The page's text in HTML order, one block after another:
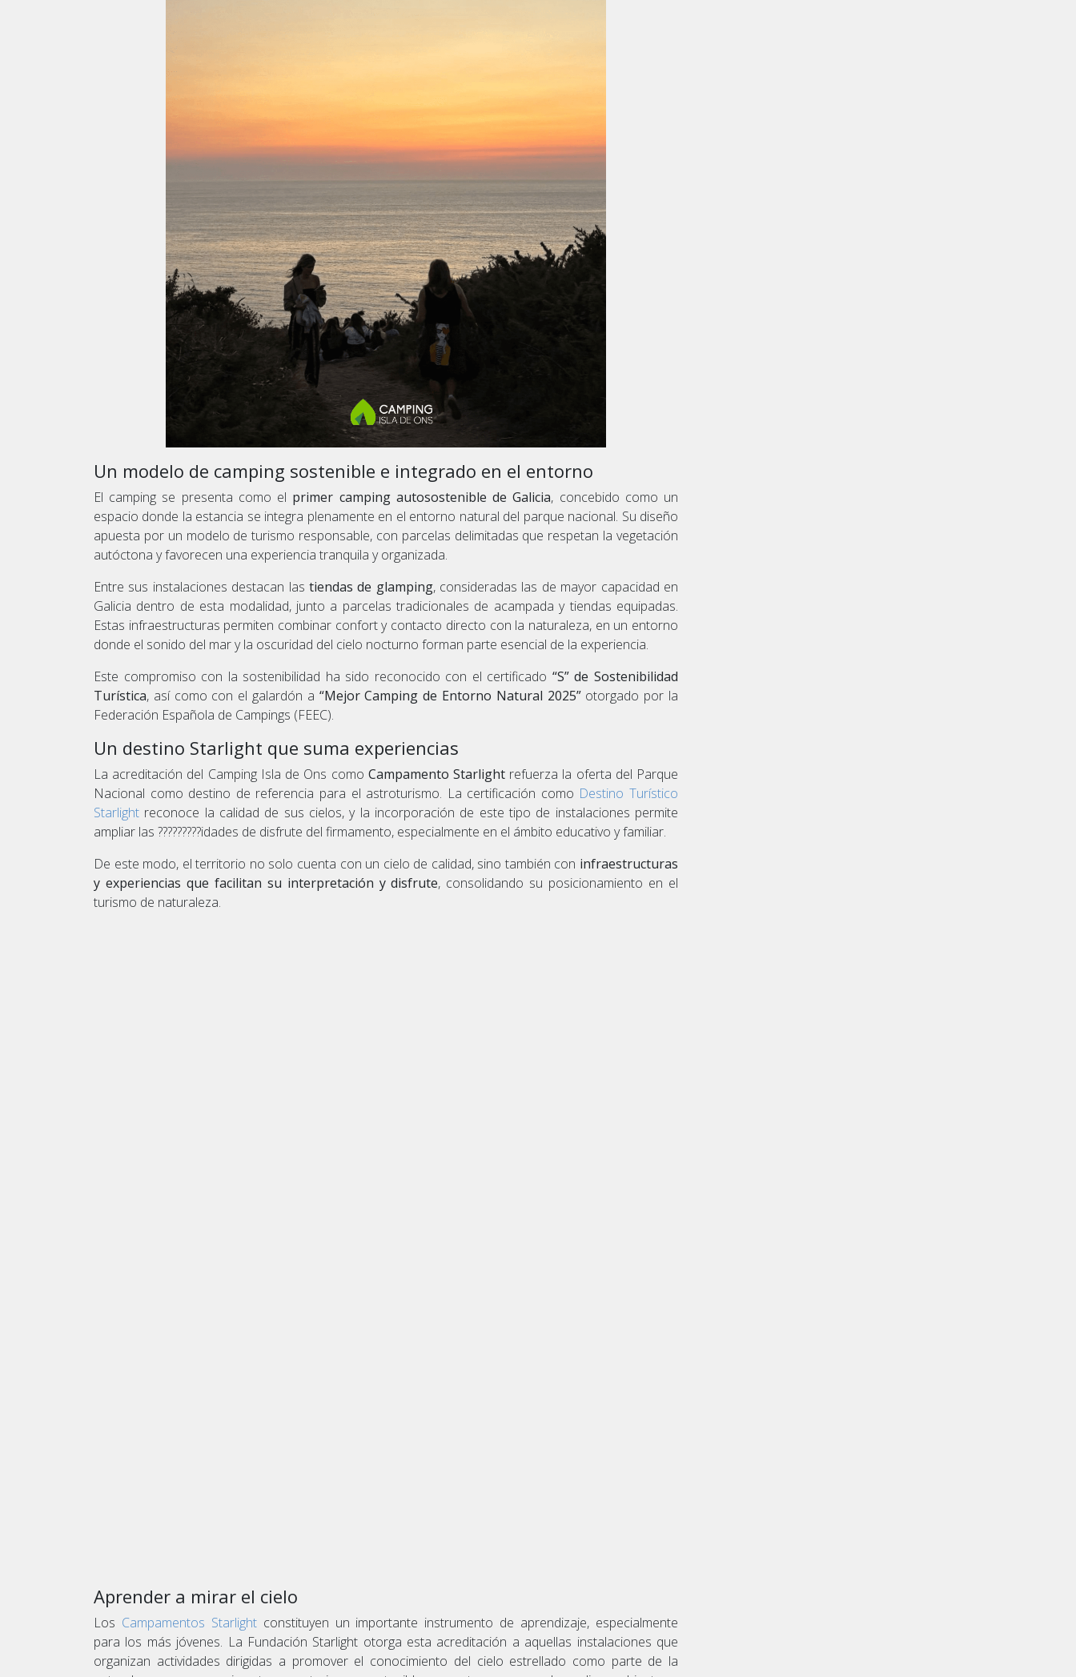
Un modelo de camping sostenible e integrado en el entorno
El camping se presenta como el primer camping autosostenible de Galicia, concebido como un
espacio donde la estancia se integra plenamente en el entorno natural del parque nacional. Su diseño
apuesta por un modelo de turismo responsable, con parcelas delimitadas que respetan la vegetación
autóctona y favorecen una experiencia tranquila y organizada.
Entre sus instalaciones destacan las tiendas de glamping, consideradas las de mayor capacidad en
Galicia dentro de esta modalidad, junto a parcelas tradicionales de acampada y tiendas equipadas.
Estas infraestructuras permiten combinar confort y contacto directo con la naturaleza, en un entorno
donde el sonido del mar y la oscuridad del cielo nocturno forman parte esencial de la experiencia.
Este compromiso con la sostenibilidad ha sido reconocido con el certificado “S” de Sostenibilidad
Turística, así como con el galardón a “Mejor Camping de Entorno Natural 2025”otorgado por la
Federación Española de Campings (FEEC).
Un destino Starlight que suma experiencias
La acreditación del Camping Isla de Ons como Campamento Starlightrefuerza la oferta del Parque
Nacional como destino de referencia para el astroturismo. La certificación como Destino Turístico
Starlight reconoce la calidad de sus cielos, y la incorporación de este tipo de instalaciones permite
ampliar las ?????????idades de disfrute del firmamento, especialmente en el ámbito educativo y familiar.
De este modo, el territorio no solo cuenta con un cielo de calidad, sino también con infraestructuras
y experiencias que facilitan su interpretación y disfrute, consolidando su posicionamiento en el
turismo de naturaleza.
Aprender a mirar el cielo
Los Campamentos Starlightconstituyen un importante instrumento de aprendizaje, especialmente
para los más jóvenes. La Fundación Starlight otorga esta acreditación a aquellas instalaciones que
organizan actividades dirigidas a promover el conocimiento del cielo estrellado como parte de la